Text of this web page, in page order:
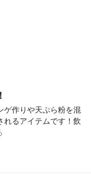
ゲ作りや天ぷら粉を混
れるアイテムです！飲